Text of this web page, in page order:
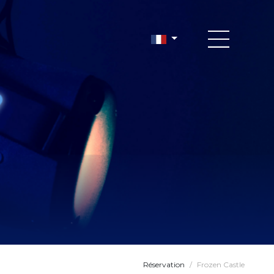
Réservation / Frozen Castle